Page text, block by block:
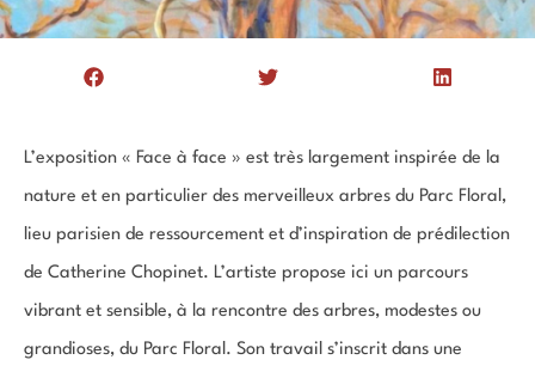
L’exposition « Face à face » est très largement inspirée de la
nature et en particulier des merveilleux arbres du Parc Floral,
lieu parisien de ressourcement et d’inspiration de prédilection
de Catherine Chopinet. L’artiste propose ici un parcours
vibrant et sensible, à la rencontre des arbres, modestes ou
grandioses, du Parc Floral. Son travail s’inscrit dans une